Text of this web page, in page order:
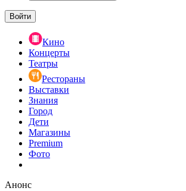
Войти
Кино
Концерты
Театры
Рестораны
Выставки
Знания
Город
Дети
Магазины
Premium
Фото
Анонс